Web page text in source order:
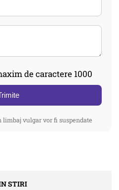
de caractere 1000
vulgar vor fi suspendate
STIRI